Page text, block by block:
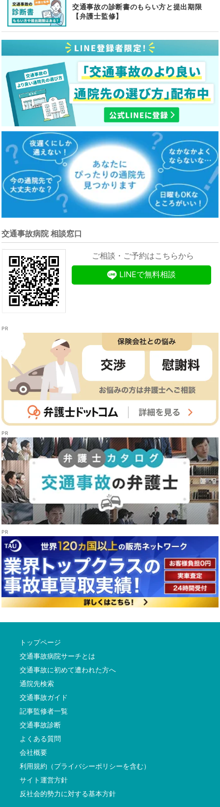
交通事故の診断書のもらい方と提出期限
【弁護士監修】
交通事故病院 相談窓口
ご相談・ご予約はこちらから
LINEで無料相談
トップページ
交通事故病院サーチとは
交通事故に初めて遭われた方へ
通院先検索
交通事故ガイド
記事監修者一覧
交通事故診断
よくある質問
会社概要
利用規約（プライバシーポリシーを含む）
サイト運営方針
反社会的勢力に対する基本方針